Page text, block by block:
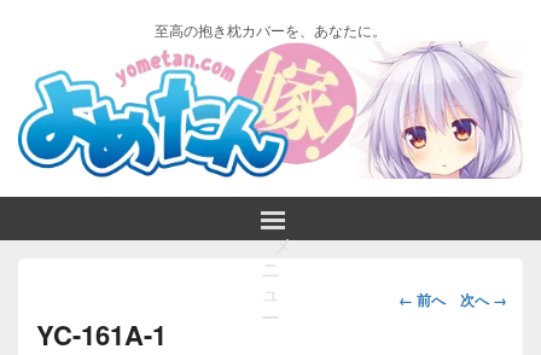
至高の抱き枕カバーを、あなたに。
メ
ニ
ュ
ー
画
← 前へ 次へ →
YC-161A-1